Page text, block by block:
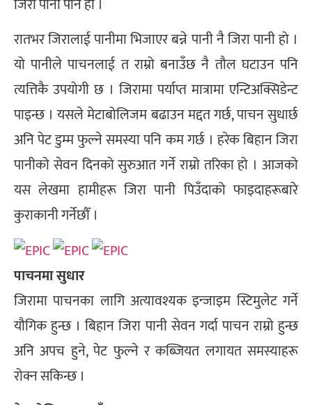
जिरा पानी पनि हो ।
रातभर जिरालाई पानीमा भिजाएर बन्ने पानी नै जिरा पानी हो ।
यो पानीले पाचनलाई त राम्रो बनाउँछ नै तौल घटाउन पनि
त्यत्तिकै उपयोगी छ । जिरामा पर्याप्त मात्रामा एन्टिअक्सिडेन्ट
पाइन्छ । यसले मेटाबोलिजम बढाउन मद्दत गर्छ, पाचन सुधार्छ
अनि पेट डुम्म फुल्ने समस्या पनि कम गर्छ । हरेक बिहान जिरा
पानीको सेवन दिनको सुरुआत गर्ने राम्रो तरिका हो । आजको
यस लेखमा हामीहरू जिरा पानी पिउँदाको फाइदाहरूबारे
कुराकानी गर्नेछौँ ।
पाचनमा सुधार
जिरामा पाचनका लागि अत्यावश्यक इन्जाइम स्टिमुलेट गर्ने
यौगिक हुन्छ । बिहान जिरा पानी सेवन गर्दा पाचन राम्रो हुन्छ
अनि अपच हुने, पेट फुल्ने र कब्जियत लगायत समस्याहरू
रोक्न सकिन्छ ।